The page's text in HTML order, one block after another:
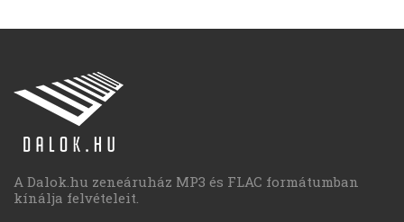
A Dalok.hu zeneáruház MP3 és FLAC formátumban
kínálja felvételeit.